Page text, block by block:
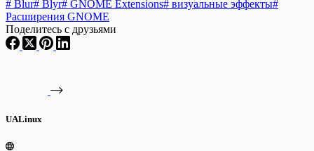
# Blur# Blyr# GNOME Extensions# визуальные эффекты#
Расширения GNOME
Поделитесь с друзьями
UALinux